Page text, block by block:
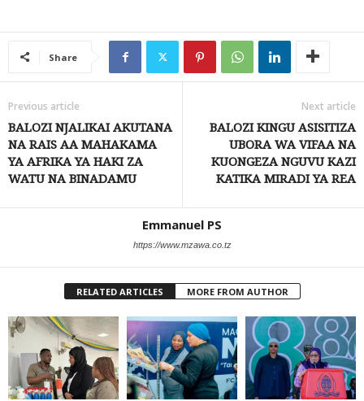
Share
Previous article
BALOZI NJALIKAI AKUTANA
NA RAIS AA MAHAKAMA
YA AFRIKA YA HAKI ZA
WATU NA BINADAMU
Next article
BALOZI KINGU ASISITIZA
UBORA WA VIFAA NA
KUONGEZA NGUVU KAZI
KATIKA MIRADI YA REA
Emmanuel PS
https://www.mzawa.co.tz
RELATED ARTICLES MORE FROM AUTHOR